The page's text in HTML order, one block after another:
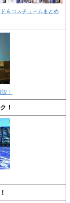
＆コスチュームまとめ
！
！